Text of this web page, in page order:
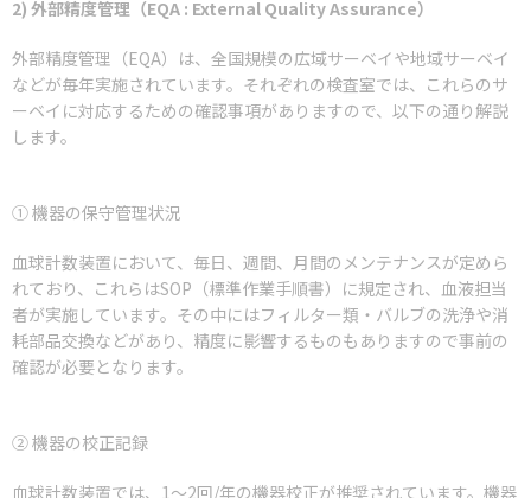
2) 外部精度管理（EQA : External Quality Assurance）
外部精度管理（EQA）は、全国規模の広域サーベイや地域サーベイ
などが毎年実施されています。それぞれの検査室では、これらのサ
ーベイに対応するための確認事項がありますので、以下の通り解説
します。
① 機器の保守管理状況
血球計数装置において、毎日、週間、月間のメンテナンスが定めら
れており、これらはSOP（標準作業手順書）に規定され、血液担当
者が実施しています。その中にはフィルター類・バルブの洗浄や消
耗部品交換などがあり、精度に影響するものもありますので事前の
確認が必要となります。
② 機器の校正記録
血球計数装置では、1～2回/年の機器校正が推奨されています。機器